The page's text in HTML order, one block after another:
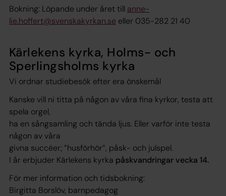
Bokning: Löpande under året till anne-
lie.hoffert@svenskakyrkan.se eller 035-282 21 40
Kärlekens kyrka, Holms- och
Sperlingsholms kyrka
Vi ordnar studiebesök efter era önskemål
Kanske vill ni titta på någon av våra fina kyrkor, testa att
spela orgel,
ha en sångsamling och tända ljus. Eller varför inte testa
någon av våra
givna succéer; ”husförhör”, påsk- och julspel.
I år erbjuder Kärlekens kyrka påskvandringar vecka 14.
För mer information och tidsbokning:
Birgitta Borslöv, barnpedagog